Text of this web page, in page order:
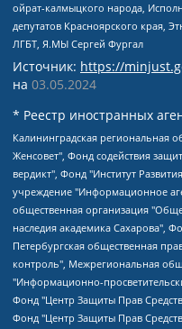
ойрат-калмыцкого народа,
депутатов Красноярского края,
ЛГБТ, Я.МЫ Сергей Фургал
Источник: https://
на 03.05.2024
* Реестр иностранных
Калининградская региональная общественная организация "Экозащита!-Женсовет", Фонд содействия защите прав и свобод граждан "Общественный вердикт", Фонд "Институт Развития Свободы Информации", Частное учреждение "Информационное агентство МЕМО. РУ", Региональная общественная организация "Общественная комиссия по сохранению наследия академика Сахарова", Фонд поддержки свободы прессы, Санкт-Петербургская общественная правозащитная организация "Гражданский контроль", Межрегиональная общественная организация "Информационно-просветительский центр "Мемориал", Региональный Фонд "Центр Защиты Прав Средств Массовой Информации", с 05.12.2023 Фонд "Центр Защиты Прав Средств массовой информации", Региональная общественная благотворительная организация помощи беженцам и мигрантам "Гражданское содействие", Негосударственное образовательное учреждение дополнительного профессионального образования (повышение квалификации) специалистов "АКАДЕМИЯ ПО ПРАВАМ ЧЕЛОВЕКА", Свердловская региональная общественная организация "Сутяжник", Автономная некоммерческая организация "Центр независимых социологических исследований", Союз общественных объединений "Российский исследовательский центр по правам человека", Региональное общественное учреждение научно-информационный центр "МЕМОРИАЛ", Некоммерческая организация "Фонд защиты гласности", Автономная некоммерческая организация "Институт прав человека", Городская общественная организация "Екатеринбургское общество "МЕМОРИАЛ", Городская общественная организация "Рязанское историко-просветительское и правозащитное общество "Мемориал" (Рязанский Мемориал), Челябинский региональный орган общественной самодеятельности – женское общественное объединение "Женщины Евразии", Челябинский региональный орган общественной самодеятельности "Уральская правозащитная группа", Фонд содействия защите здоровья и социальной справедливости имени Андрея Рылькова, Автономная Некоммерческая Организация "Аналитический Центр Юрия Левады", Автономная некоммерческая организация социальной поддержки населения "Проект Апрель", Региональная общественная организация помощи женщинам и детям, находящимся в кризисной ситуации "Информационно-методический центр "Анна", Фонд содействия развитию массовых коммуникаций и правовому просвещению "Так-так-Так", Фонд содействия устойчивому развитию "Серебряная тайга", Свердловский региональный общественный фонд социальных проектов "Новое время", "Idel.Реалии", Кавказ.Реалии, Крым.Реалии, Телеканал Настоящее Время, Татаро-башкирская служба Радио Свобода (Azatliq Radiosi), Радио Свободная Европа/Радио Свобода (PCE/PC), "Сибирь.Реалии", "Фактограф", Благотворительный фонд помощи осужденным и их семьям, Автономная некоммерческая организация "Институт глобализации и социальных движений", Фонд "В защиту прав заключенных", Частное учреждение "Центр поддержки и содействия развитию средств массовой информации", Пензенский региональный общественный благотворительный фонд "Гражданский союз", "Север.Реалии", Некоммерческая организация Фонд "Правовая инициатива", Общество с ограниченной ответственностью "Радио Свободная Европа/Радио Свобода", Чешское информационное агентство "MEDIUM-ORIENT", Красноярская региональная общественная организация "Мы против СПИДа", Камалягин Денис Николаевич, Маркелов Сергей Евгеньевич, Пономарев Лев Александрович, Савицкая Людмила Алексеевна, Автономная некоммерческая организация "Центр по работе с проблемой насилия "НАСИЛИЮ.НЕТ", Межрегиональный профессиональный союз работников здравоохранения "Альянс врачей", Юридическое лицо, зарегистрированное в Латвийской Республике, SIA "Medusa Project" (регистрационный номер 40103797863, дата регистрации 10.06.2014), Некоммерческая организация "Фонд по борьбе с коррупцией", Автономная некоммерческая организация "Институт права и публичной политики", Баданин Роман Сергеевич, Гликин Максим Александрович, Железнова Мария Михайловна, Лукьянова Юлия Сергеевна, Маетная Елизавета Витальевна, Маняхин Петр Борисович, Чуракова Ольга Владимировна, Ярош Юлия Петровна, Юридическое лицо "The Insider SIA", зарегистрированное в Риге, Латвийская Республика (дата регистрации 26.06.2015), являющееся администратором доменного имени интернет-издания "The Insider SIA", https://theins.ru, Постернак Алексей Евгеньевич, Рубин Михаил Аркадьевич, Анин Роман Александрович, Юридическое лицо Istories fonds, зарегистрированное в Латвийской Республике (регистрационный номер 50008295751, дата регистрации 24.02.2020), Великовский Дмитрий Александрович, Долинина Ирина Николаевна, Мароховская